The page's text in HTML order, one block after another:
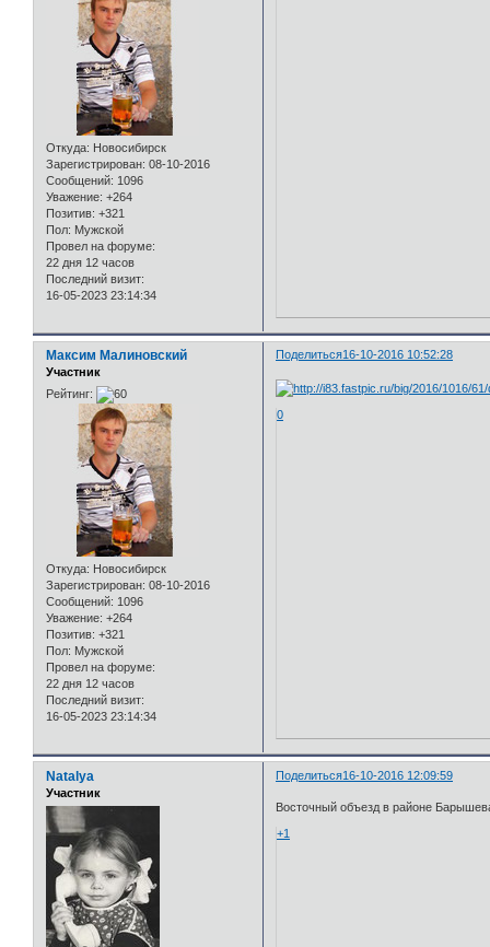
Откуда: Новосибирск
Зарегистрирован: 08-10-2016
Сообщений: 1096
Уважение: +264
Позитив: +321
Пол: Мужской
Провел на форуме:
22 дня 12 часов
Последний визит:
16-05-2023 23:14:34
Поделиться16-10-2016 10:52:28
Максим Малиновский
Участник
Рейтинг:
Откуда: Новосибирск
Зарегистрирован: 08-10-2016
Сообщений: 1096
Уважение: +264
Позитив: +321
Пол: Мужской
Провел на форуме:
22 дня 12 часов
Последний визит:
16-05-2023 23:14:34
0
Поделиться16-10-2016 12:09:59
Natalya
Участник
Восточный объезд в районе
+1